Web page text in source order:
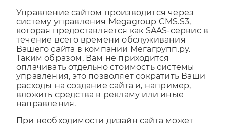
Управление сайтом производится через
систему управления Megagroup CMS.S3,
которая предоставляется как SAAS-сервис в
течение всего времени обслуживания
Вашего сайта в компании Мегагрупп.ру.
Таким образом, Вам не приходится
оплачивать отдельно стоимость системы
управления, это позволяет сократить Ваши
расходы на создание сайта и, например,
вложить средства в рекламу или иные